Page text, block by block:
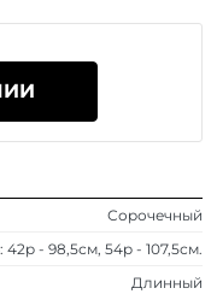
Сорочечный
42р - 98,5см, 54р - 107,5см.
Длинный